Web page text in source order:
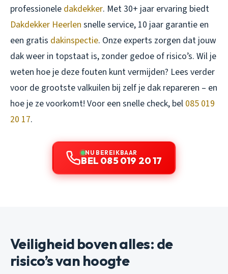
professionele dakdekker. Met 30+ jaar ervaring biedt
Dakdekker Heerlen snelle service, 10 jaar garantie en
een gratis dakinspectie. Onze experts zorgen dat jouw
dak weer in topstaat is, zonder gedoe of risico’s. Wil je
weten hoe je deze fouten kunt vermijden? Lees verder
voor de grootste valkuilen bij zelf je dak repareren – en
hoe je ze voorkomt! Voor een snelle check, bel 085 019
20 17.
NU BEREIKBAAR
BEL 085 019 20 17
Veiligheid boven alles: de
risico’s van hoogte